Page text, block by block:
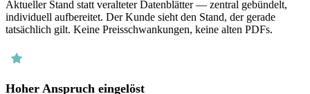
Aktueller Stand statt veralteter Datenblätter — zentral gebündelt,
individuell aufbereitet. Der Kunde sieht den Stand, der gerade
tatsächlich gilt. Keine Preisschwankungen, keine alten PDFs.
Hoher Anspruch eingelöst